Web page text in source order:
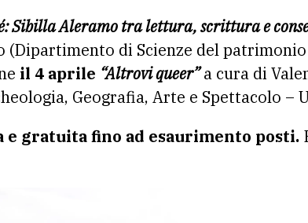
Sibilla Aleramo tra lettura, scrittura e
(Dipartimento di Scienze del
il 4 aprile “Altrovi queer”a cura di
Geografia, Arte e Spettacolo –
e gratuita fino ad esaurimento posti.